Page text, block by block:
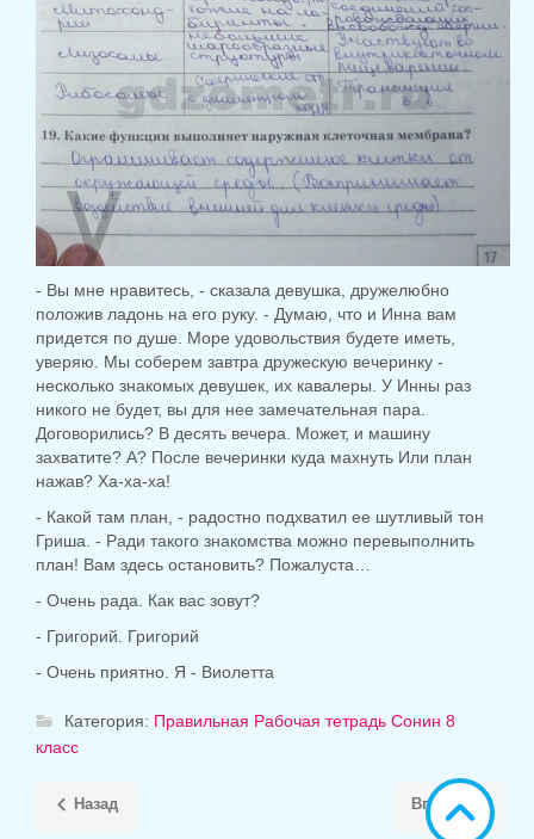
- Вы мне нравитесь, - сказала девушка, дружелюбно
положив ладонь на его руку. - Думаю, что и Инна вам
придется по душе. Море удовольствия будете иметь,
уверяю. Мы соберем завтра дружескую вечеринку -
несколько знакомых девушек, их кавалеры. У Инны раз
никого не будет, вы для нее замечательная пара.
Договорились? В десять вечера. Может, и машину
захватите? А? После вечеринки куда махнуть Или план
нажав? Ха-ха-ха!
- Какой там план, - радостно подхватил ее шутливый тон
Гриша. - Ради такого знакомства можно перевыполнить
план! Вам здесь остановить? Пожалуста…
- Очень рада. Как вас зовут?
- Григорий. Григорий
- Очень приятно. Я - Виолетта
Категория: Правильная Рабочая тетрадь Сонин 8
класс
Назад Вперёд